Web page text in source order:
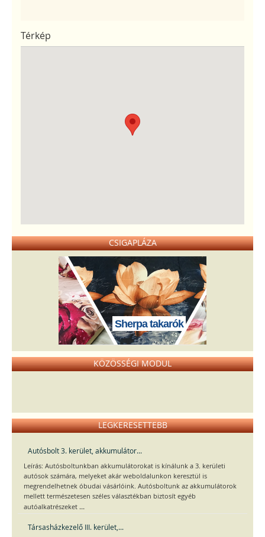
Térkép
CSIGAPLÁZA
Sherpa takarók
KÖZÖSSÉGI MODUL
LEGKERESETTEBB
Autósbolt 3. kerület, akkumulátor...
Leírás: Autósboltunkban akkumulátorokat is kínálunk a 3. kerületi
autósok számára, melyeket akár weboldalunkon keresztül is
megrendelhetnek óbudai vásárlóink. Autósboltunk az akkumulátorok
mellett természetesen széles választékban biztosít egyéb
autóalkatrészeket ...
Társasházkezelő III. kerület,...